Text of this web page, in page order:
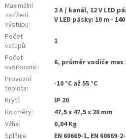
Maximální
zatížení
výstupu:
2 A / kanál, 12 V LED
V LED pásky: 10 m - 140
Počet
vstupů:
1
Počet
svorkovnic:
6, průměr vodiče max
Provozní
teplota:
-10 °C až 55 °C
Krytí:
IP 20
Rozměry:
47,5 x 47,5 x 20 mm
Váha:
0,04 Kg
Splňuje
EN 60669-1, EN 60669-